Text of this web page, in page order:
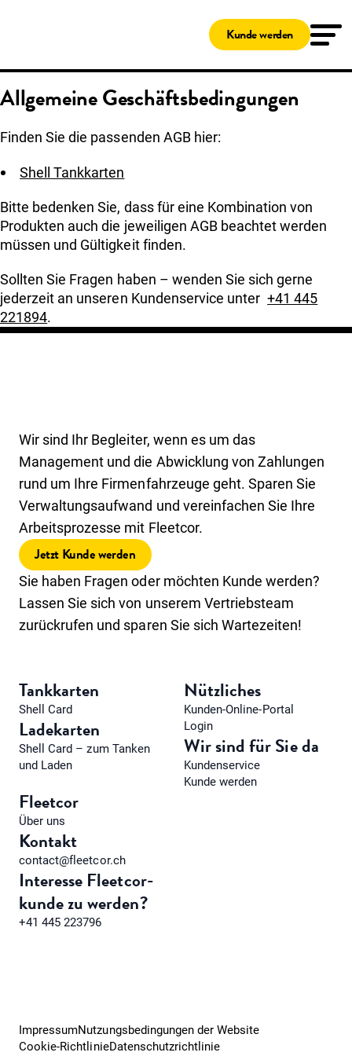
Ladekarten
Shell Card – zum Tanken und Laden
Service & Wartung
Das Clean Advantage® Programm
Kundenservice
MyFleetcor
Einloggen
Kunde werden
Kunde werden
Allgemeine Geschäftsbedingungen
Finden Sie die passenden AGB hier:
Shell Tankkarten
Bitte bedenken Sie, dass für eine Kombination von
Produkten auch die jeweiligen AGB beachtet werden
müssen und Gültigkeit finden.
Sollten Sie Fragen haben – wenden Sie sich gerne
jederzeit an unseren Kundenservice unter +41 445
221894.
Wir sind Ihr Begleiter, wenn es um das
Management und die Abwicklung von Zahlungen
rund um Ihre Firmenfahrzeuge geht. Sparen Sie
Verwaltungsaufwand und vereinfachen Sie Ihre
Arbeitsprozesse mit Fleetcor.
Jetzt Kunde werden
Sie haben Fragen oder möchten Kunde werden?
Lassen Sie sich von unserem Vertriebsteam
zurückrufen und sparen Sie sich Wartezeiten!
Tankkarten
Shell Card
Ladekarten
Shell Card – zum Tanken
und Laden
Nützliches
Kunden-Online-Portal
Login
Wir sind für Sie da
Kundenservice
Kunde werden
Fleetcor
Über uns
Kontakt
contact@fleetcor.ch
Interesse Fleetcor-
kunde zu werden?
+41 445 223796
ImpressumNutzungsbedingungen der Website
Cookie-RichtlinieDatenschutzrichtlinie